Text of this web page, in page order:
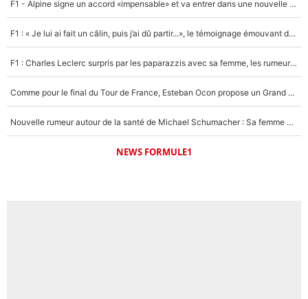
Un autre joueur
5%
F1 - Alpine signe un accord «impensable» et va entrer dans une nouvelle dimension : Grande nouvelle pour Pierre Gasly !
F1 : « Je lui ai fait un câlin, puis j’ai dû partir...», le témoignage émouvant de Max Verstappen sur sa fille
F1 : Charles Leclerc surpris par les paparazzis avec sa femme, les rumeurs étaient vraies !
Comme pour le final du Tour de France, Esteban Ocon propose un Grand Prix de Formule 1 à Paris : «Autour de l’Arc de Triomphe, ce serait génial» !
Nouvelle rumeur autour de la santé de Michael Schumacher : Sa femme Corinna sort du silence
NEWS FORMULE1